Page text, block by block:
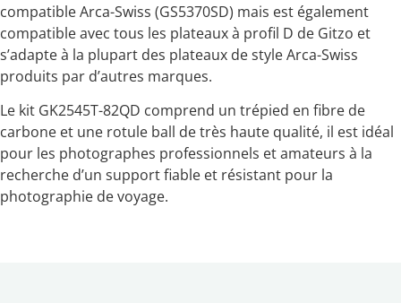
compatible Arca-Swiss (GS5370SD) mais est également
compatible avec tous les plateaux à profil D de Gitzo et
s’adapte à la plupart des plateaux de style Arca-Swiss
produits par d’autres marques.
Le kit GK2545T-82QD comprend un trépied en fibre de
carbone et une rotule ball de très haute qualité, il est idéal
pour les photographes professionnels et amateurs à la
recherche d’un support fiable et résistant pour la
photographie de voyage.